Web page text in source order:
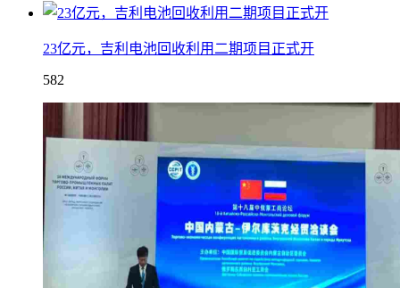
23亿元，吉利电池回收利用二期项目正式开
582